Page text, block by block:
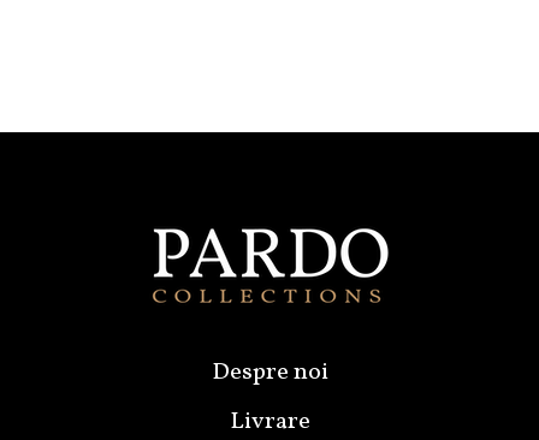
Despre noi
Livrare